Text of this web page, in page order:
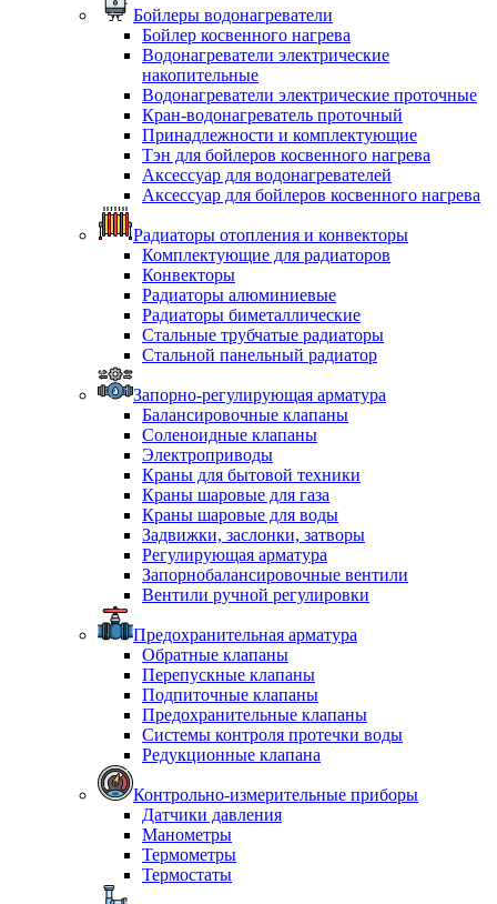
Бойлеры водонагреватели
Бойлер косвенного нагрева
Водонагреватели электрические
накопительные
Водонагреватели электрические проточные
Кран-водонагреватель проточный
Принадлежности и комплектующие
Тэн для бойлеров косвенного нагрева
Аксессуар для водонагревателей
Аксессуар для бойлеров косвенного нагрева
Радиаторы отопления и конвекторы
Комплектующие для радиаторов
Конвекторы
Радиаторы алюминиевые
Радиаторы биметаллические
Стальные трубчатые радиаторы
Стальной панельный радиатор
Запорно-регулирующая арматура
Балансировочные клапаны
Соленоидные клапаны
Электроприводы
Краны для бытовой техники
Краны шаровые для газа
Краны шаровые для воды
Задвижки, заслонки, затворы
Регулирующая арматура
Запорнобалансировочные вентили
Вентили ручной регулировки
Предохранительная арматура
Обратные клапаны
Перепускные клапаны
Подпиточные клапаны
Предохранительные клапаны
Системы контроля протечки воды
Редукционные клапана
Контрольно-измерительные приборы
Датчики давления
Манометры
Термометры
Термостаты